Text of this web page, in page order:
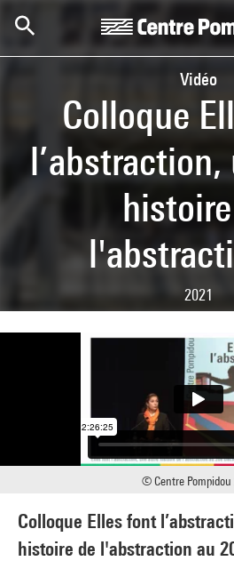
Vidéo
Colloque
2021
Colloque Elles font
histoire de l'abstraction au
© Centre Pompidou